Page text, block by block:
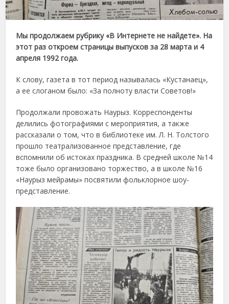
Мы продолжаем рубрику «В Интернете не найдете». На
этот раз откроем страницы выпусков за 28 марта и 4
апреля 1992 года.
К слову, газета в тот период называлась «Кустанаец»,
а ее слоганом было: «За полноту власти Советов!»
Продолжали провожать Наурыз. Корреспонденты
делились фотографиями с мероприятия, а также
рассказали о том, что в библиотеке им. Л. Н. Толстого
прошло театрализованное представление, где
вспомнили об истоках праздника. В средней школе №14
тоже было организовано торжество, а в школе №16
«Наурыз мейрамы» посвятили фольклорное шоу-
представление.